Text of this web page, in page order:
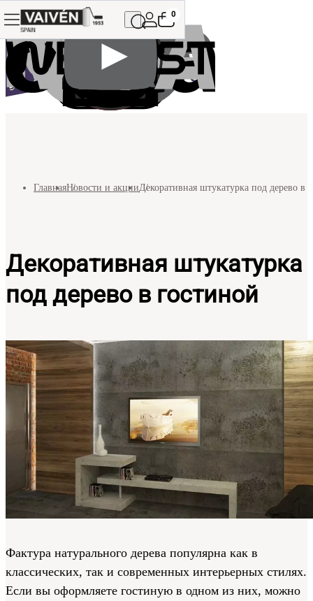
0
ГлавнаяНовости и акцииДекоративная штукатурка под дерево в
Декоративная штукатурка
под дерево в гостиной
Фактура натурального дерева популярна как в
классических, так и современных интерьерных стилях.
Если вы оформляете гостиную в одном из них, можно